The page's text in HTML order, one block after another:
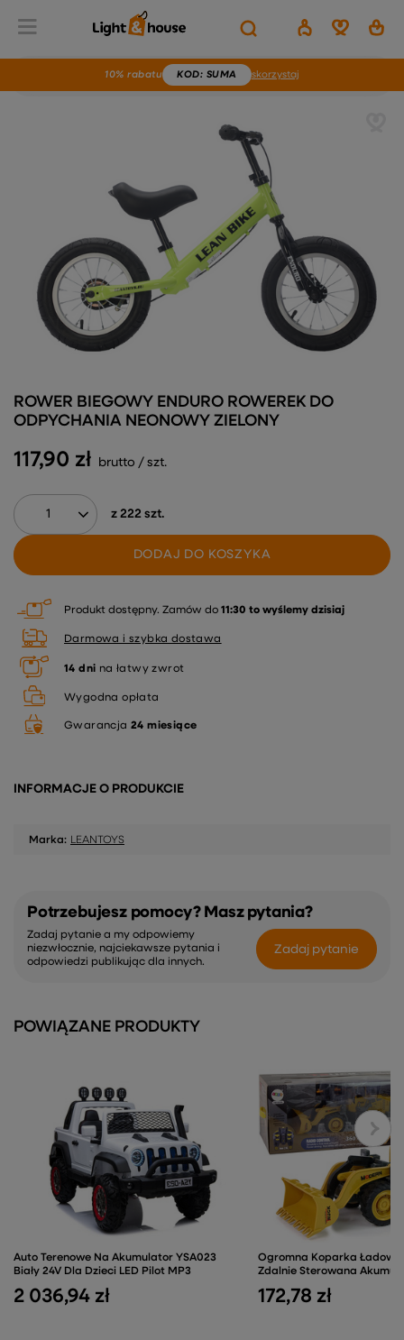
10% rabatu KOD: SUMA skorzystaj
117,90 zł brutto / szt.
z 222 szt.
DODAJ DO KOSZYKA
ROWER BIEGOWY ENDURO ROWEREK DO
ODPYCHANIA NEONOWY ZIELONY
Produkt dostępny Zamów do 11:30 to wyślemy dzisiaj
Darmowa i szybka dostawa
14 dni na łatwy zwrot
Wygodna opłata
Gwarancja 24 miesiące
INFORMACJE O PRODUKCIE
Marka: LEANTOYS
Potrzebujesz pomocy? Masz pytania?
Zadaj pytanie a my odpowiemy
niezwłocznie, najciekawsze pytania i
odpowiedzi publikując dla innych.
Zadaj pytanie
POWIĄZANE PRODUKTY
Auto Terenowe Na Akumulator YSA023
Biały 24V Dla Dzieci LED Pilot MP3
2 036,94 zł
Ogromna Koparka
Zdalnie Sterowana
172,78 zł